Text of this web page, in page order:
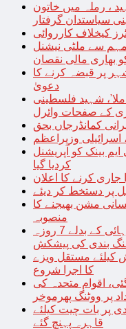
بمباری سے مزید 250 شہید ، رملہ میں خاتون
سیاستدان گرفتار
مہم سے ملٹی نیشنل
بھاری مالی نقصان
پر قبضہ کرنے کا
دعویٰ
شہید فلسطینی
کے صفحات وائرل
کمانڈرجاں بحق
وزیراعظم
بینک کو آپریشنل
کردیا گیا
جاری کرنے کا اعلان
پر دستخط کر دیئے
پھر انسانی مشن بھیجنے کا
منصوبہ
اسرائیل کی حماس کو 35 قیدیوں کی رہائی کے بدلے 7 روزہ
بندی کی پیشکش
کیلئے مستقل ویزے
کا اجرا شروع
20 ہزار ہوگئی، اقوام متحدہ کی
پر ووٹنگ پھرموخر
پر بات چیت کیلئے
قاہرہ پہنچ گئے